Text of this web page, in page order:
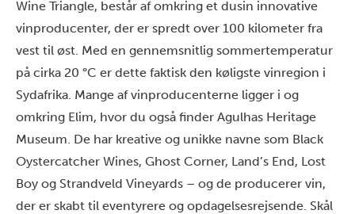
Wine Triangle, består af omkring et dusin innovative
vinproducenter, der er spredt over 100 kilometer fra
vest til øst. Med en gennemsnitlig sommertemperatur
på cirka 20 °C er dette faktisk den køligste vinregion i
Sydafrika. Mange af vinproducenterne ligger i og
omkring Elim, hvor du også finder Agulhas Heritage
Museum. De har kreative og unikke navne som Black
Oystercatcher Wines, Ghost Corner, Land’s End, Lost
Boy og Strandveld Vineyards – og de producerer vin,
der er skabt til eventyrere og opdagelsesrejsende. Skål